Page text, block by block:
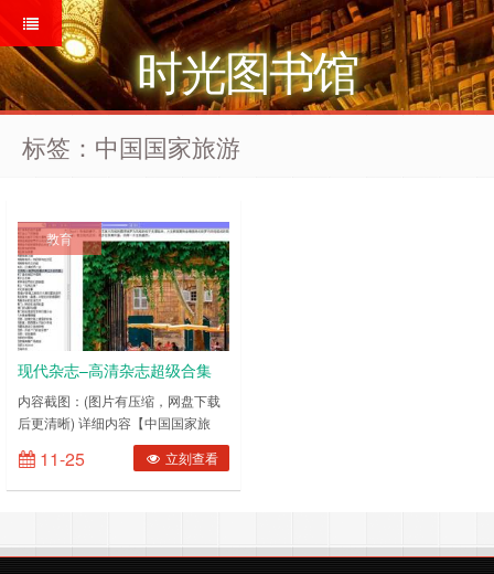
时光图书馆
标签：中国国家旅游
教育
现代杂志–高清杂志超级合集
10000篇(人文地理旅游类)
内容截图：(图片有压缩，网盘下载
后更清晰) 详细内容【中国国家旅
游】【环球人文地理】【西藏人文地
理】【新疆人文地理】【畅游行】
【海峡旅游】【风景名胜】【户外探
【悦游】……
11-25 立刻查看